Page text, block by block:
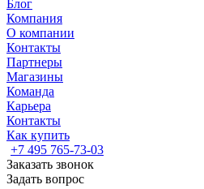
Блог
Компания
О компании
Контакты
Партнеры
Магазины
Команда
Карьера
Контакты
Как купить
+7 495 765-73-03
Заказать звонок
Задать вопрос